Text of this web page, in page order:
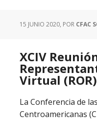
15 JUNIO 2020, POR CFAC
XCIV
Virtual
La Conferencia de
Centroamericanas